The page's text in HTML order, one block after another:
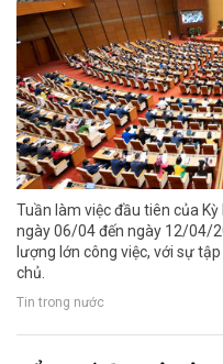
Tuần làm việc đầu tiên của
ngày 06/04 đến ngày 12/04/
lượng lớn công việc, với sự
chủ.
Tin trong nước